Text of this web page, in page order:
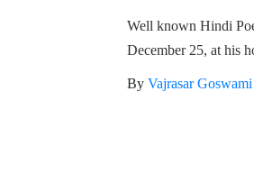
Well known Hindi
December 25, at his
By Vajrasar Goswami